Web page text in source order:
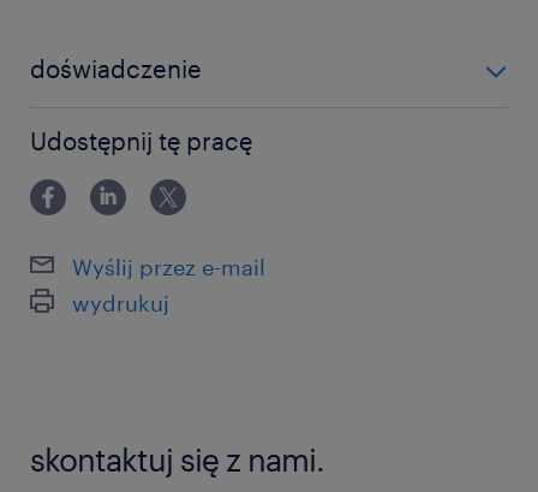
doświadczenie
Udostępnij tę pracę
Wyślij przez e-mail
wydrukuj
skontaktuj się z nami.